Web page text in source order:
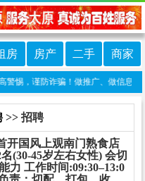
房 房产 二手 商家
，谨防诈骗！做推广、做信息置顶
>> 招聘
开国风上观南门熟食店
(30-45岁左右女性) 会切
力 工作时间:09:30–13:0